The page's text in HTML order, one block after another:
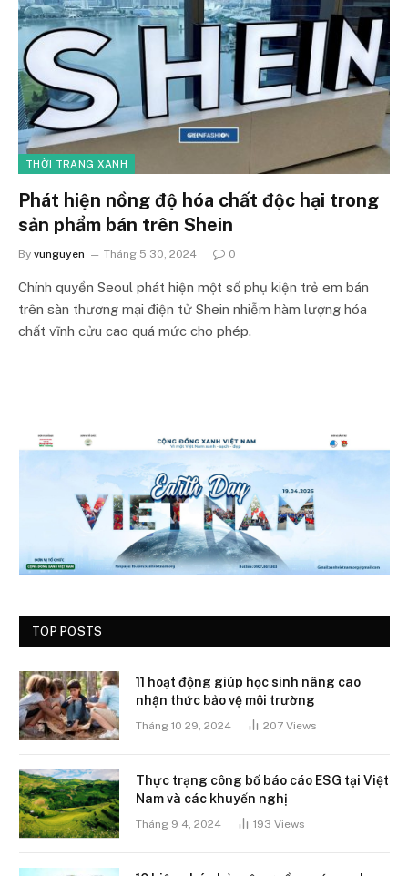
THỜI TRANG XANH
Phát hiện nồng độ hóa chất độc hại trong
sản phẩm bán trên Shein
By vunguyen Tháng 5 30, 2024 0
Chính quyền Seoul phát hiện một số phụ kiện trẻ em bán
trên sàn thương mại điện tử Shein nhiễm hàm lượng hóa
chất vĩnh cửu cao quá mức cho phép.
TOP POSTS
11 hoạt động giúp học sinh nâng cao
nhận thức bảo vệ môi trường
Tháng 10 29, 2024 207 Views
Thực trạng công bố báo cáo ESG tại Việt
Nam và các khuyến nghị
Tháng 9 4, 2024 193 Views